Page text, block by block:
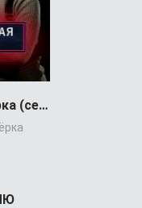
Великолепная пятёрка (сериал)